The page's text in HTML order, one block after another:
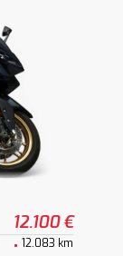
12.100 €
12.083 km